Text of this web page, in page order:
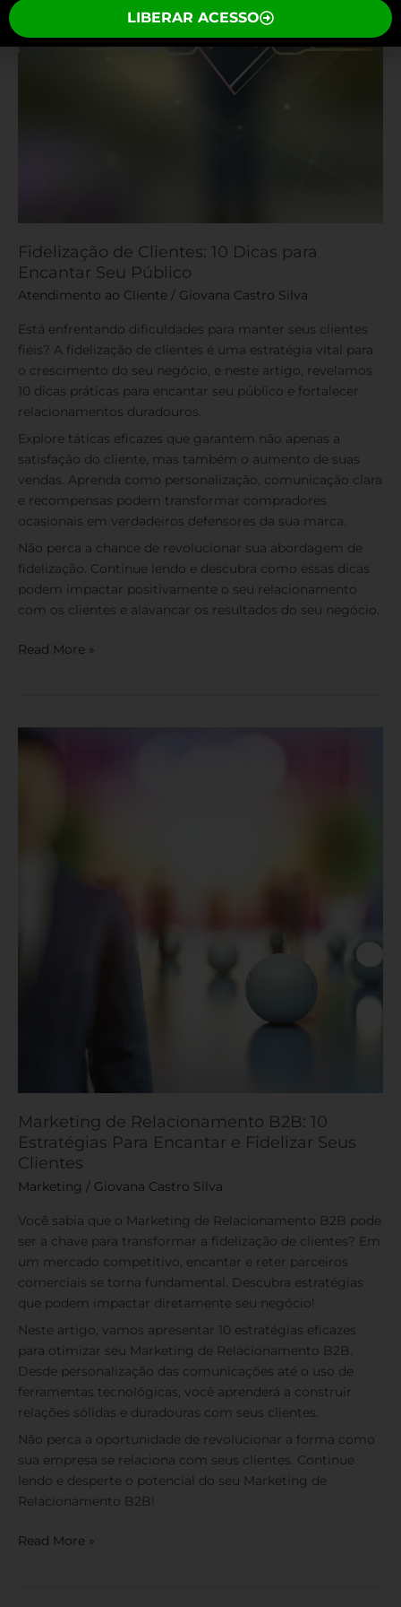
Fidelização de Clientes: 10 Dicas para
Encantar Seu Público
Atendimento ao Cliente / Giovana Castro Silva
Está enfrentando dificuldades para manter seus clientes
fiéis? A fidelização de clientes é uma estratégia vital para
o crescimento do seu negócio, e neste artigo, revelamos
10 dicas práticas para encantar seu público e fortalecer
relacionamentos duradouros.
Explore táticas eficazes que garantem não apenas a
satisfação do cliente, mas também o aumento de suas
vendas. Aprenda como personalização, comunicação clara
e recompensas podem transformar compradores
ocasionais em verdadeiros defensores da sua marca.
Não perca a chance de revolucionar sua abordagem de
fidelização. Continue lendo e descubra como essas dicas
podem impactar positivamente o seu relacionamento
com os clientes e alavancar os resultados do seu negócio.
Público
Read More »
Marketing de Relacionamento B2B: 10
Estratégias Para Encantar e Fidelizar Seus
Clientes
Marketing / Giovana Castro Silva
Você sabia que o Marketing de Relacionamento B2B pode
ser a chave para transformar a fidelização de clientes? Em
um mercado competitivo, encantar e reter parceiros
comerciais se torna fundamental. Descubra estratégias
que podem impactar diretamente seu negócio!
Neste artigo, vamos apresentar 10 estratégias eficazes
para otimizar seu Marketing de Relacionamento B2B.
Desde personalização das comunicações até o uso de
ferramentas tecnológicas, você aprenderá a construir
relações sólidas e duradouras com seus clientes.
Não perca a oportunidade de revolucionar a forma como
sua empresa se relaciona com seus clientes. Continue
lendo e desperte o potencial do seu Marketing de
Relacionamento B2B!
Read More »
LIBERAR ACESSO